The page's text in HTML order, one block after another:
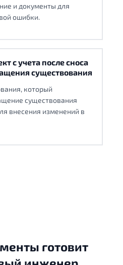
и документы для
ошибки.
с учета после сноса
существования
который
существования
внесения изменений в
готовит